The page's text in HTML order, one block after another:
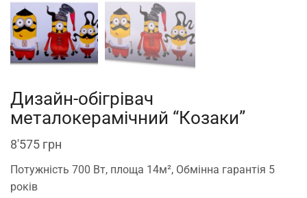
Дизайн-обігрівач
металокерамічний “Козаки”
8'575 грн
Потужність 700 Вт, площа 14м², Обмінна гарантія 5
років